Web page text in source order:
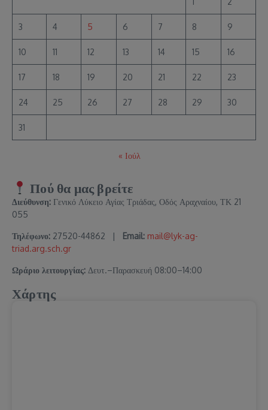
3 4 5 6 7 8 9
10 11 12 13 14 15 16
17 18 19 20 21 22 23
24 25 26 27 28 29 30
31
« Ιούλ
Πού θα μας βρείτε
Διεύθυνση: Γενικό Λύκειο Αγίας Τριάδας, Οδός Αραχναίου, ΤΚ 21
055
Τηλέφωνο: 27520-44862 | Email: mail@lyk-ag-
triad.arg.sch.gr
Ωράριο λειτουργίας: Δευτ.–Παρασκευή 08:00–14:00
Χάρτης